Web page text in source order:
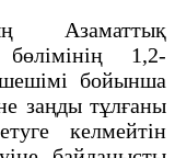
Азаматтық
1,2-
шешiмi бойынша
заңды тұлғаны
келмейтiн